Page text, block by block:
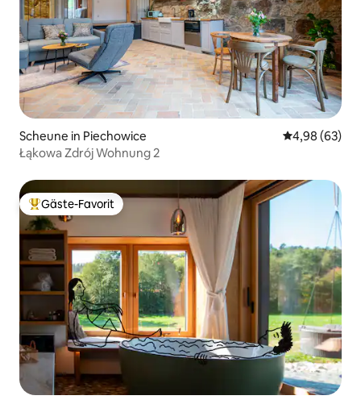
Scheune in Piechowice
4,98 (63)
Łąkowa Zdrój Wohnung 2
Beliebter Gäste-Favorit.
Gäste-Favorit